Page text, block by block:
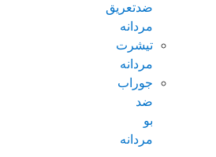
ضدتعریق
مردانه
تیشرت
مردانه
جوراب
ضد
بو
مردانه